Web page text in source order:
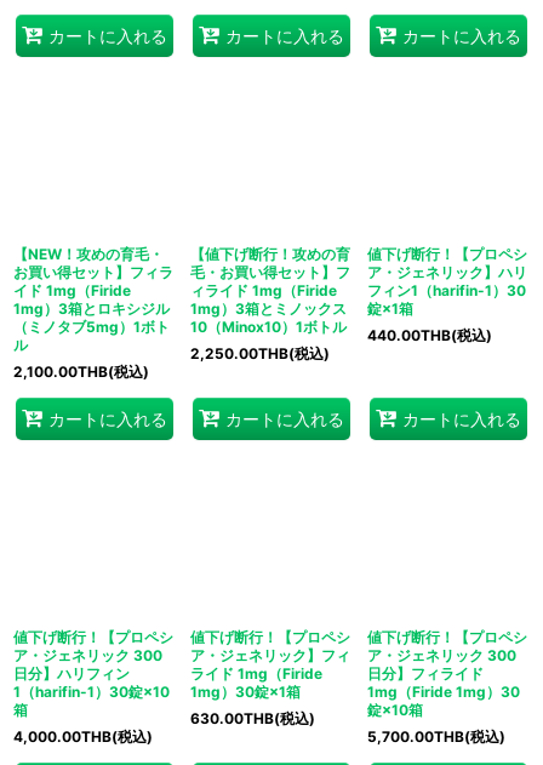
カートに入れる カートに入れる カートに入れる
【NEW！攻めの育毛・
お買い得セット】フィラ
イド 1mg（Firide
1mg）3箱とロキシジル
（ミノタブ5mg）1ボト
ル
2,100.00THB(税込)
カートに入れる
【値下げ断行！攻めの育
毛・お買い得セット】フ
ィライド 1mg（Firide
1mg）3箱とミノックス
10（Minox10）1ボトル
2,250.00THB(税込)
カートに入れる
値下げ断行！【プロペシ
ア・ジェネリック】ハリ
フィン1（harifin-1）30
錠×1箱
440.00THB(税込)
カートに入れる
値下げ断行！【プロペシ
ア・ジェネリック 300
日分】ハリフィン
1（harifin-1）30錠×10
箱
4,000.00THB(税込)
値下げ断行！【プロペシ
ア・ジェネリック】フィ
ライド 1mg（Firide
1mg）30錠×1箱
630.00THB(税込)
値下げ断行！【プロペシ
ア・ジェネリック 300
日分】フィライド
1mg（Firide 1mg）30
錠×10箱
5,700.00THB(税込)